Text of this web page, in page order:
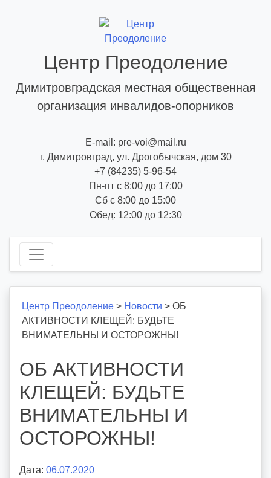
Центр Преодоление
Димитровградская местная общественная
организация инвалидов-опорников
E-mail: pre-voi@mail.ru
г. Димитровград, ул. Дрогобычская, дом 30
+7 (84235) 5-96-54
Пн-пт с 8:00 до 17:00
Сб с 8:00 до 15:00
Обед: 12:00 до 12:30
Центр Преодоление > Новости > ОБ
АКТИВНОСТИ КЛЕЩЕЙ: БУДЬТЕ
ВНИМАТЕЛЬНЫ И ОСТОРОЖНЫ!
ОБ АКТИВНОСТИ
КЛЕЩЕЙ: БУДЬТЕ
ВНИМАТЕЛЬНЫ И
ОСТОРОЖНЫ!
Дата: 06.07.2020